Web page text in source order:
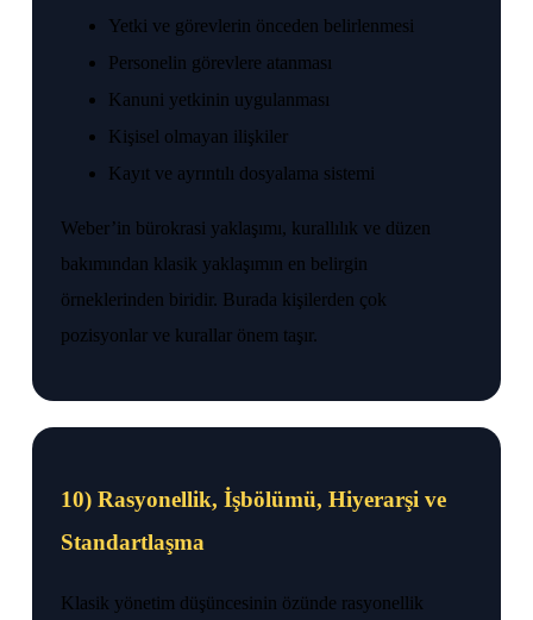
Yetki ve görevlerin önceden belirlenmesi
Personelin görevlere atanması
Kanuni yetkinin uygulanması
Kişisel olmayan ilişkiler
Kayıt ve ayrıntılı dosyalama sistemi
Weber’in bürokrasi yaklaşımı, kurallılık ve düzen
bakımından klasik yaklaşımın en belirgin
örneklerinden biridir. Burada kişilerden çok
pozisyonlar ve kurallar önem taşır.
10) Rasyonellik, İşbölümü, Hiyerarşi ve
Standartlaşma
Klasik yönetim düşüncesinin özünde rasyonellik